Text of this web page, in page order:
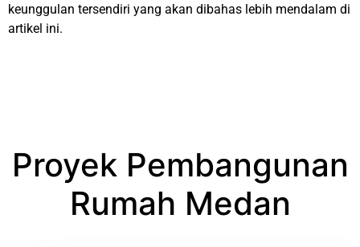
keunggulan tersendiri yang akan dibahas lebih mendalam di
artikel ini.
Proyek Pembangunan
Rumah Medan